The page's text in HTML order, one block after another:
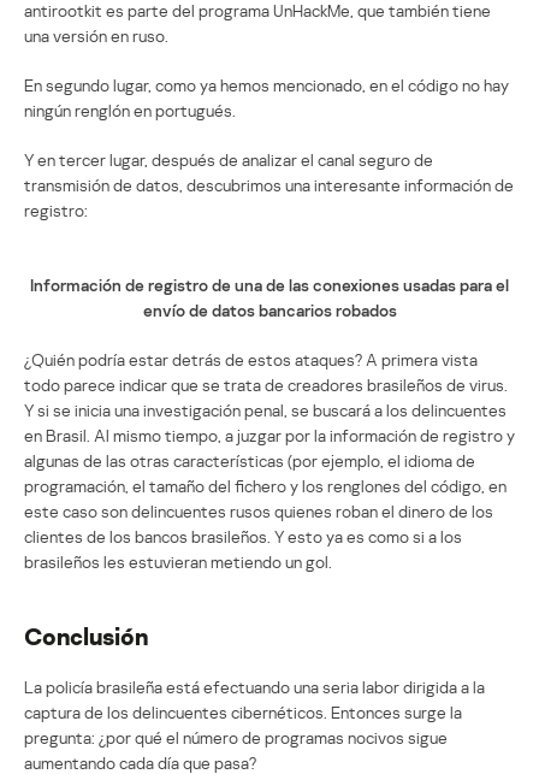
antirootkit es parte del programa UnHackMe, que también tiene
una versión en ruso.
En segundo lugar, como ya hemos mencionado, en el código no hay
ningún renglón en portugués.
Y en tercer lugar, después de analizar el canal seguro de
transmisión de datos, descubrimos una interesante información de
registro:
Información de registro de una de las conexiones usadas para el
envío de datos bancarios robados
¿Quién podría estar detrás de estos ataques? A primera vista
todo parece indicar que se trata de creadores brasileños de virus.
Y si se inicia una investigación penal, se buscará a los delincuentes
en Brasil. Al mismo tiempo, a juzgar por la información de registro y
algunas de las otras características (por ejemplo, el idioma de
programación, el tamaño del fichero y los renglones del código, en
este caso son delincuentes rusos quienes roban el dinero de los
clientes de los bancos brasileños. Y esto ya es como si a los
brasileños les estuvieran metiendo un gol.
Conclusión
La policía brasileña está efectuando una seria labor dirigida a la
captura de los delincuentes cibernéticos. Entonces surge la
pregunta: ¿por qué el número de programas nocivos sigue
aumentando cada día que pasa?